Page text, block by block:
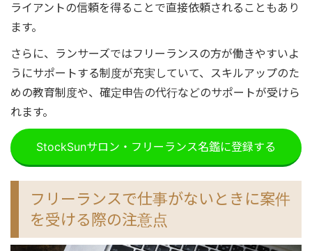
ライアントの信頼を得ることで直接依頼されることもあり
ます。
さらに、ランサーズではフリーランスの方が働きやすいよ
うにサポートする制度が充実していて、スキルアップのた
めの教育制度や、確定申告の代行などのサポートが受けら
れます。
StockSunサロン・フリーランス名鑑に登録する
フリーランスで仕事がないときに案件
を受ける際の注意点